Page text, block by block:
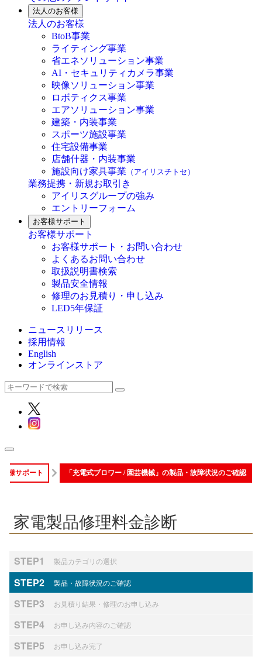
法人のお客様
法人のお客様
BtoB事業
ライティング事業
省エネソリューション事業
AI・セキュリティカメラ事業
映像ソリューション事業
ロボティクス事業
エアソリューション事業
建築・内装事業
スポーツ施設事業
住宅設備事業
店舗什器・内装事業
施設向け家具事業 （アイリスチトセ）
業務提携・新規お取引き
アイリスグループの強み
エントリーフォーム
お客様サポート
お客様サポート
お客様サポート・お問い合わせ
よくあるお問い合わせ
取扱説明書検索
製品安全情報
修理のお見積り・申し込み
LED5年保証
ニュースリリース
採用情報
English
オンラインストア
様サポート 「充電式ブロワー / 園芸機械」の製品・故障状況のご確認
家電製品修理料金診断
STEP1 製品カテゴリの選択
STEP2 製品・故障状況のご確認
STEP3 お見積り結果・修理のお申し込み
STEP4 お申し込み内容のご確認
STEP5 お申し込み完了